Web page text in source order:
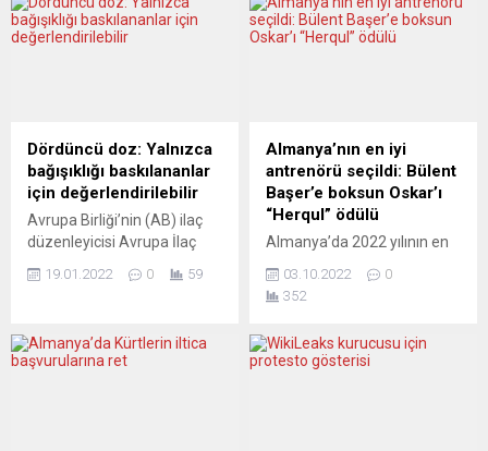
görüşgştuç Moskova,
planların “hata” olduğunu
vermesi gereken Türkiye’nin
de endişeleri var. Avrupa
basını süreci değerlendiriyor.
EXPRESSEN (İsveç)
İKİYÜZLÜLÜĞE...
çabalarını güçlendirme ve
hızlandırma sorumluluğunu
farklı açılardan tartışılıyor.
LIBÉRATION (Fransa)
KARARLI BİR YAKLAŞIM
GEREKLİ Libération,
açıklanan çevre planına
ilişkin iddialı bir tasarım...
Dördüncü doz: Yalnızca
bağışıklığı baskılananlar
için değerlendirilebilir
Avrupa Birliği’nin (AB) ilaç
düzenleyicisi Avrupa İlaç
salgınıyla mücadele
bulundu. Dördüncü doz
aşıların bağışıklığı
19.01.2022 0 59
Almanya’nın en iyi
antrenörü seçildi: Bülent
Başer’e boksun Oskar’ı
“Herqul” ödülü
Almanya’da 2022 yılının en
Başer, başarısının sırrını
basın danışmanı Vedat
zamanda çalıştırdığı iki
boksörden biri olan Ali Eren
03.10.2022
0
352